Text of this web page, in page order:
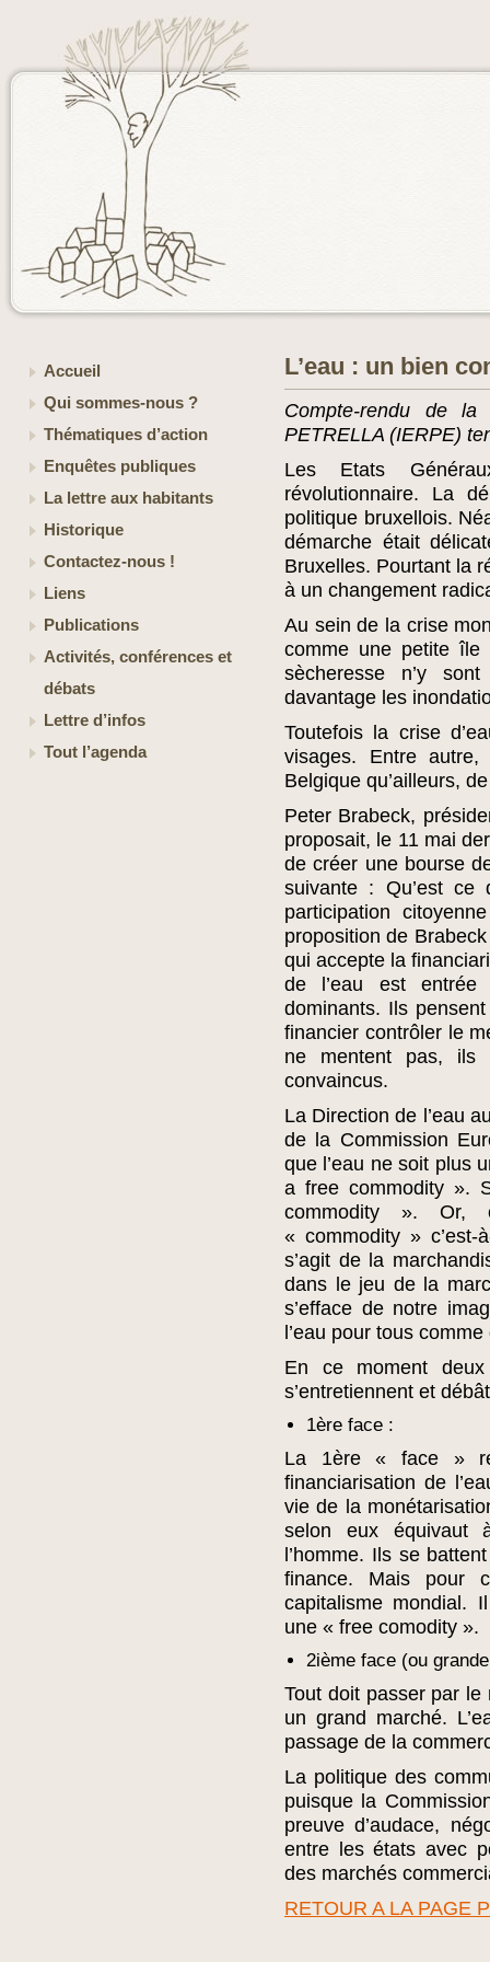
Accueil
Qui sommes-nous ?
Thématiques d’action
Enquêtes publiques
La lettre aux habitants
Historique
Contactez-nous !
Liens
Publications
Activités, conférences et
débats
Lettre d’infos
Tout l’agenda
L’eau : un bien
Compte-rendu de la
PETRELLA (IERPE)
Les Etats
révolutionnaire. La
politique bruxellois.
démarche était
Bruxelles. Pourtant la
à un changement
Au sein de la crise
comme une petite île
sècheresse n’y
davantage les
Toutefois la crise
visages. Entre
Belgique qu’ailleurs,
Peter Brabeck,
proposait, le 11 mai
de créer une bourse
suivante : Qu’est
participation
proposition de
qui accepte la
de l’eau est
dominants. Ils
financier contrôler le
ne mentent pas, ils
convaincus.
La Direction de l’eau
de la Commission
que l’eau ne soit plus
a free commodity ».
commodity ». Or,
« commodity » c’est-
s’agit de la
dans le jeu de la
s’efface de notre
l’eau pour tous
En ce moment
s’entretiennent et
1ère face :
La 1ère « face »
financiarisation de
vie de la
selon eux équivaut
l’homme. Ils se
finance. Mais
capitalisme mondial.
une « free comodity ».
2ième face (ou
Tout doit passer par
un grand marché.
passage de la
La politique des
puisque la
preuve d’audace,
entre les états avec
des marchés
RETOUR A LA PAGE